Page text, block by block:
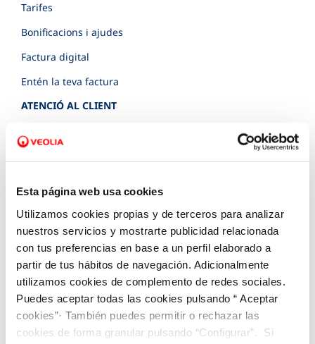
Esta página web usa cookies
Utilizamos cookies propias y de terceros para analizar
nuestros servicios y mostrarte publicidad relacionada
con tus preferencias en base a un perfil elaborado a
partir de tus hábitos de navegación. Adicionalmente
utilizamos cookies de complemento de redes sociales.
Puedes aceptar todas las cookies pulsando “ Aceptar
cookies”· También puedes permitir o rechazar las
cookies de forma granular pulsando “Configurar”. Si
Tarifes
Bonificacions i ajudes
Factura digital
Entén la teva factura
ATENCIÓ AL CLIENT
Comprovació de fuita interior
COMPROMÍS DE SERVEI
Customer Counsel (Defensa del client)
Normativa del servei
Junta d’Arbitratge